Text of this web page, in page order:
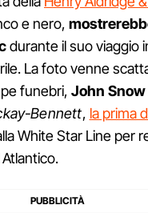
e nero,
durante il suo viaggio
La foto venne
funebri, John
Bennett, la prima
White Star Line per